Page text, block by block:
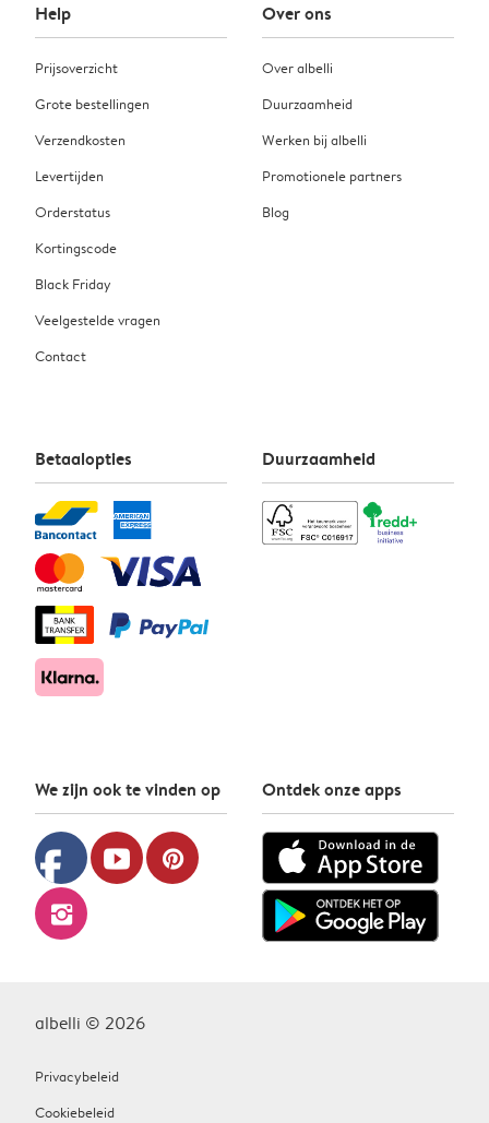
Help
Prijsoverzicht
Grote bestellingen
Verzendkosten
Levertijden
Orderstatus
Kortingscode
Black Friday
Veelgestelde vragen
Contact
Over ons
Over albelli
Duurzaamheid
Werken bij albelli
Promotionele partners
Blog
Betaalopties Duurzaamheid
We zijn ook te vinden op
facebook youtube pinterest
instagram
Ontdek onze apps
albelli © 2026
Privacybeleid
Cookiebeleid